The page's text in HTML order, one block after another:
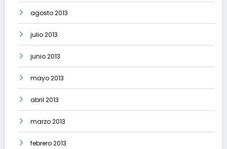
agosto 2013
julio 2013
junio 2013
mayo 2013
abril 2013
marzo 2013
febrero 2013